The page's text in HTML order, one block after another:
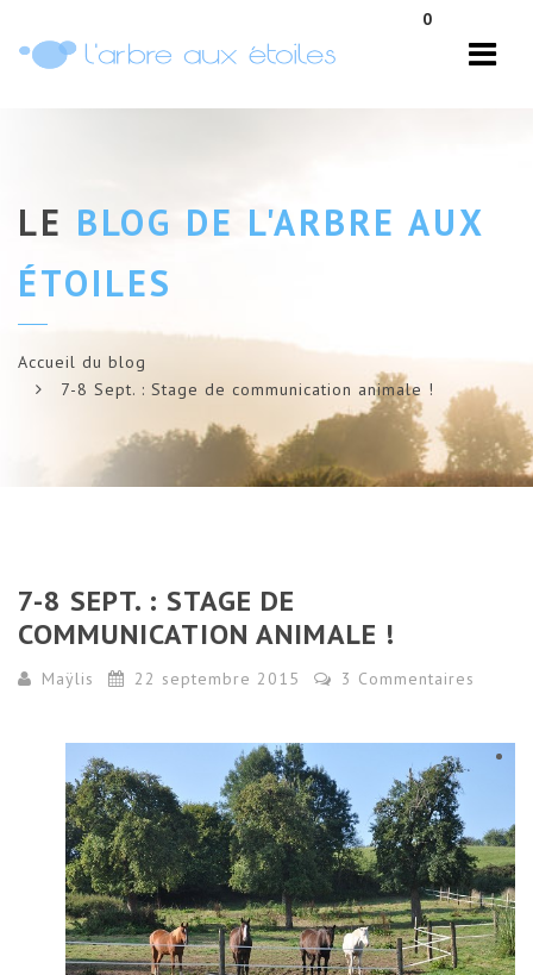
0
LE BLOG DE L'ARBRE AUX
ÉTOILES
Accueil du blog
7-8 Sept. : Stage de communication animale !
7-8 SEPT. : STAGE DE
COMMUNICATION ANIMALE !
Maÿlis 22 septembre 2015 3 Commentaires